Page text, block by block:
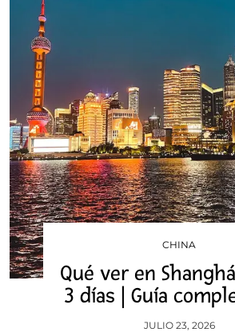
CHINA
Qué ver en
3 días | Guía
JULIO 23, 2026